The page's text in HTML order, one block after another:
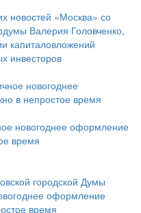
новостей «Москва» со
Валерия Головченко,
капиталовложений
инвесторов
новогоднее оформление
время
городской Думы
оформление
время